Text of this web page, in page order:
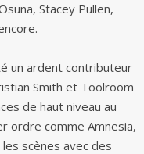
Stacey Pullen,
un ardent contributeur
Smith et Toolroom
de haut niveau au
ordre comme Amnesia,
scènes avec des